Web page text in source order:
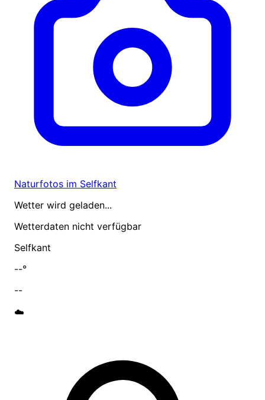
Naturfotos im Selfkant
Wetter wird geladen...
Wetterdaten nicht verfügbar
Selfkant
--°
--
☁️